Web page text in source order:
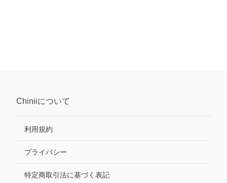
Chiniiについて
利用規約
プライバシー
特定商取引法に基づく表記